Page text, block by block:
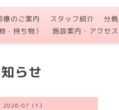
療のご案内 スタッフ紹介 分
・持ち物）
施設案内・アクセス
2026-07（1）
らせ